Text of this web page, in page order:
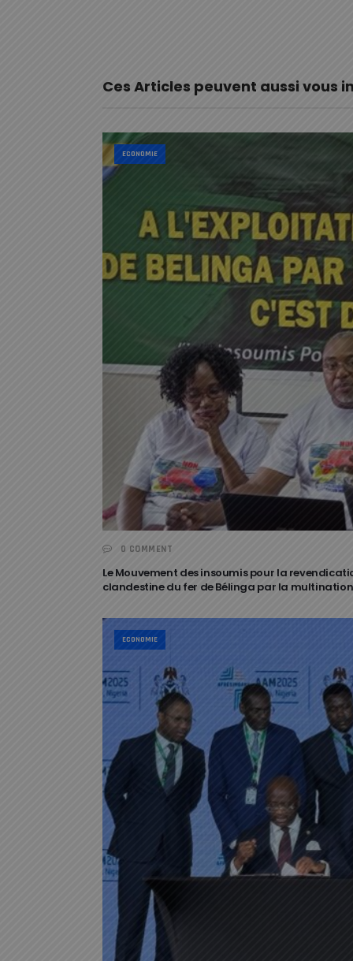
Ces Articles peuvent aussi vous
ECONOMIE
0 COMMENT
Le Mouvement des insoumis pour la
clandestine du fer de Bélinga par la
ECONOMIE